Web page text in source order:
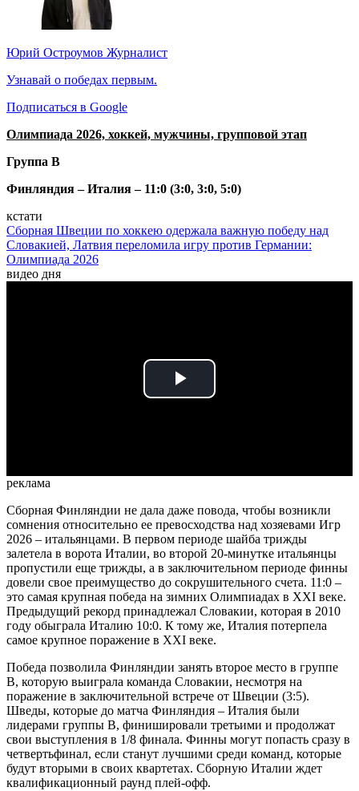
Юрий Остроумов Журналист
Узнавай о победах первым.
Подписаться в Google
Олимпиада 2026, хоккей, мужчины, групповой этап
Группа В
Финляндия – Италия – 11:0 (3:0, 3:0, 5:0)
кстати
Сборная Швеции по хоккею одержала важную победу над
Словакией, Латвия переломила игру против Германии:
Олимпиада 2026
видео дня
Play
реклама
Сборная Финляндии не дала даже повода, чтобы возникли
сомнения относительно ее превосходства над хозяевами Игр
2026 – итальянцами. В первом периоде шайба трижды
залетела в ворота Италии, во второй 20-минутке итальянцы
пропустили еще трижды, а в заключительном периоде финны
довели свое преимущество до сокрушительного счета. 11:0 –
это самая крупная победа на зимних Олимпиадах в XXI веке.
Предыдущий рекорд принадлежал Словакии, которая в 2010
году обыграла Италию 10:0. К тому же, Италия потерпела
самое крупное поражение в XXI веке.
Победа позволила Финляндии занять второе место в группе
В, которую выиграла команда Словакии, несмотря на
поражение в заключительной встрече от Швеции (3:5).
Шведы, которые до матча Финляндия – Италия были
лидерами группы В, финишировали третьими и продолжат
свои выступления в 1/8 финала. Финны могут попасть сразу в
четвертьфинал, если станут лучшими среди команд, которые
будут вторыми в своих квартетах. Сборную Италии ждет
квалификационный раунд плей-офф.